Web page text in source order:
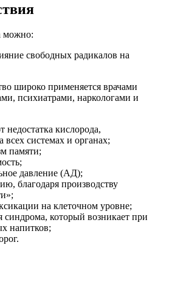
можно:
свободных радикалов на
широко применяется врачами
психиатрами, наркологами и
недостатка кислорода,
системах и органах;
памяти;
давление (АД);
благодаря производству
на клеточном уровне;
синдрома, который возникает при
напитков;